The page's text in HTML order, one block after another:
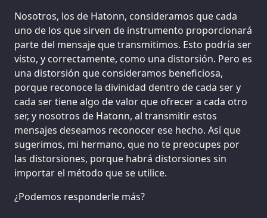
Nosotros, los de Hatonn, consideramos que cada
uno de los que sirven de instrumento proporcionará
parte del mensaje que transmitimos. Esto podría ser
visto, y correctamente, como una distorsión. Pero es
una distorsión que consideramos beneficiosa,
porque reconoce la divinidad dentro de cada ser y
cada ser tiene algo de valor que ofrecer a cada otro
ser, y nosotros de Hatonn, al transmitir estos
mensajes deseamos reconocer ese hecho. Así que
sugerimos, mi hermano, que no te preocupes por
las distorsiones, porque habrá distorsiones sin
importar el método que se utilice.
¿Podemos responderle más?